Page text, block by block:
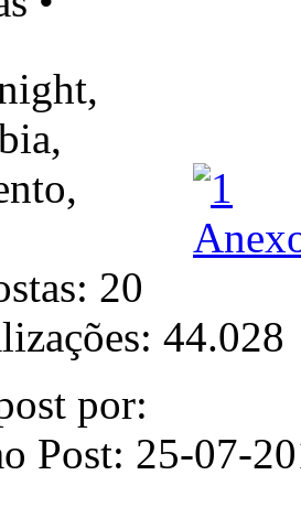
20
44.028
por:
Post: 25-07-